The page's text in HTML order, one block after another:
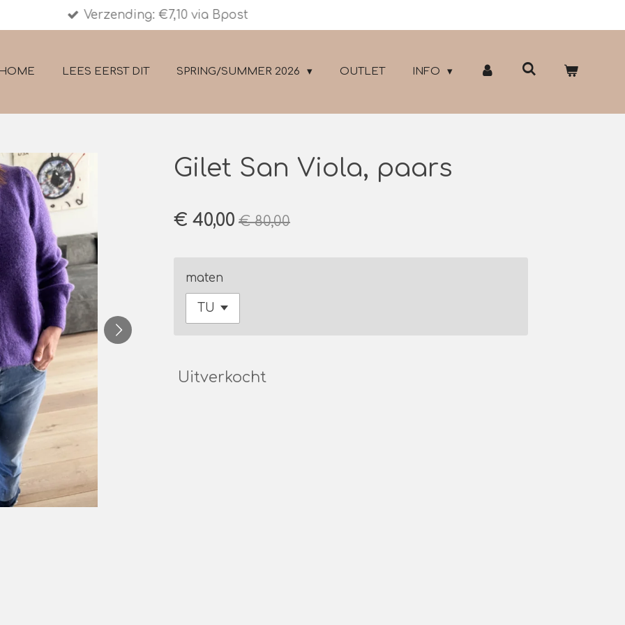
Verzending: €7,10 via Bpost
LEES EERST DIT SPRING/SUMMER 2026 OUTLET INFO
Gilet San Viola, paars
€ 40,00 € 80,00
maten
Uitverkocht